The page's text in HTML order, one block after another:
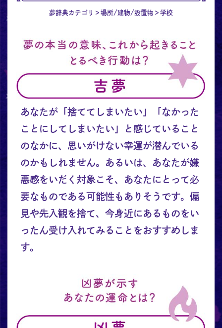
夢辞典カテゴリ 場所/建物/設置物 学校
あなたが「捨ててしまいたい」「なかった
ことにしてしまいたい」と感じていること
のなかに、思いがけない幸運が潜んでいる
のかもしれません。あるいは、あなたが嫌
悪感をいだく対象こそ、あなたにとって必
要なものである可能性もありそうです。偏
見や先入観を捨て、今身近にあるものをい
ったん受け入れてみることをおすすめしま
す。